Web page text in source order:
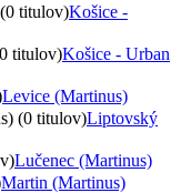
titulov)Košice -
titulov)Košice - Urban
Levice (Martinus)
(0 titulov)Liptovský
Lučenec (Martinus)
Martin (Martinus)